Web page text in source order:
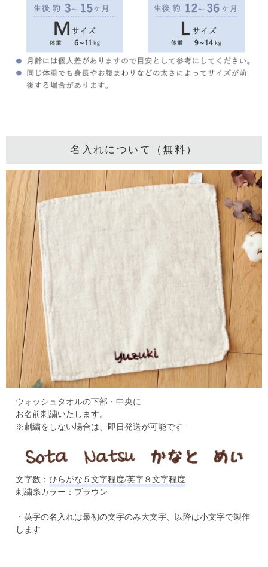
名入れについて（無料）
ウォッシュタオルの下部・中央に
お名前刺繍いたします。
※刺繍をしない場合は、即日発送が可能です
文字数： ひらがな５文字程度/英字８文字程度
刺繍糸カラー：ブラウン
・英字の名入れは最初の文字のみ大文字、以降は小文字で製作
します